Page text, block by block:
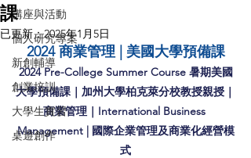
講座與活動
個人研究專案
新創輔導
創業培訓
大學生實習
桌遊創作
課
已更新：2025年1月5日
2024 商業管理 | 美國大學預備課
2024 Pre-College Summer Course 暑期美國
大學預備課｜加州大學柏克萊分校教授親授｜
商業管理｜International Business
Management | 國際企業管理及商業化經營模
式